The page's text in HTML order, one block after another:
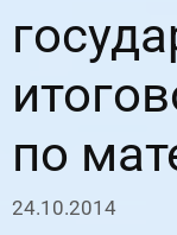
по
24.10.2014